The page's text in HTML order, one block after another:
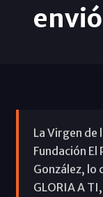
La Virgen
Fundación El
González, lo
GLORIA A